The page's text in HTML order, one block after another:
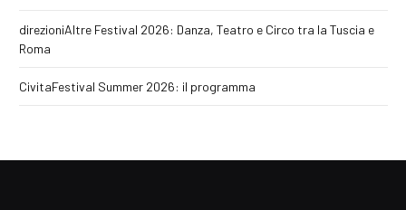
direzioniAltre Festival 2026: Danza, Teatro e Circo tra la Tuscia e
Roma
CivitaFestival Summer 2026: il programma